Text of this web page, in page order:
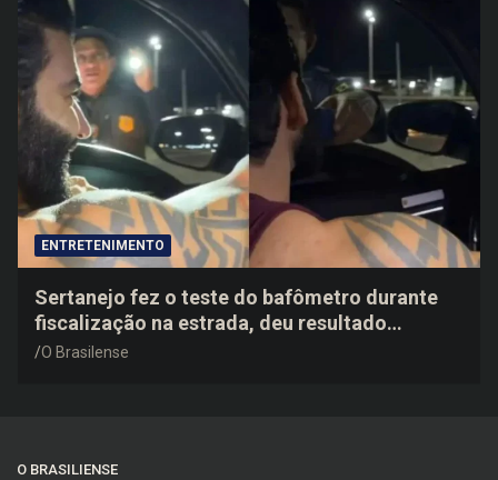
ENTRETENIMENTO
Sertanejo fez o teste do bafômetro durante
fiscalização na estrada, deu resultado
negativo e elogiou o trabalho dos agentes de
O Brasilense
O BRASILIENSE